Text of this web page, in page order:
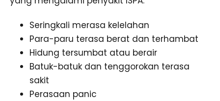
Seringkali merasa kelelahan
Para-paru terasa berat dan terhambat
Hidung tersumbat atau berair
Batuk-batuk dan tenggorokan terasa
sakit
Perasaan panic